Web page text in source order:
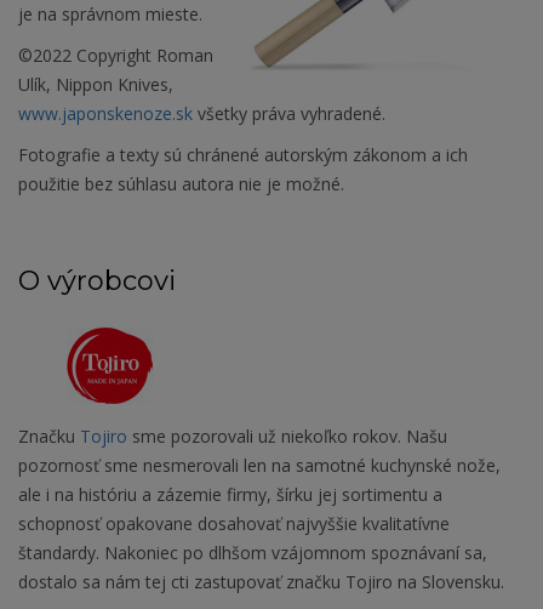
je na správnom mieste.
©2022 Copyright Roman
Ulík, Nippon Knives,
www.japonskenoze.sk všetky práva vyhradené.
Fotografie a texty sú chránené autorským zákonom a ich
použitie bez súhlasu autora nie je možné.
O výrobcovi
Značku Tojiro sme pozorovali už niekoľko rokov. Našu
pozornosť sme nesmerovali len na samotné kuchynské nože,
ale i na históriu a zázemie firmy, šírku jej sortimentu a
schopnosť opakovane dosahovať najvyššie kvalitatívne
štandardy. Nakoniec po dlhšom vzájomnom spoznávaní sa,
dostalo sa nám tej cti zastupovať značku Tojiro na Slovensku.